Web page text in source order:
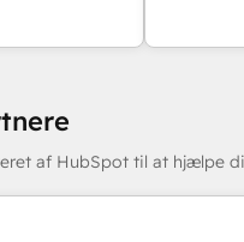
af HubSpot til at hjælpe